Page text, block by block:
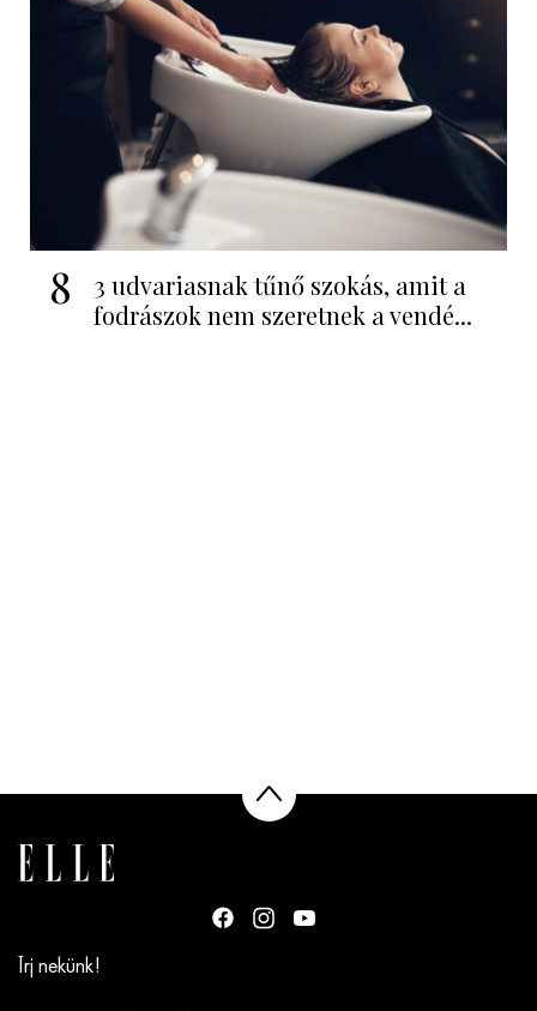
8
3 udvariasnak tűnő szokás, amit a
fodrászok nem szeretnek a vendé...
Írj nekünk!